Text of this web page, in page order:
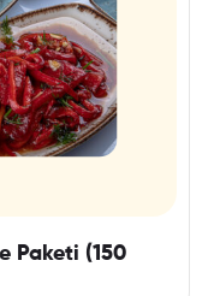
Paketi (150